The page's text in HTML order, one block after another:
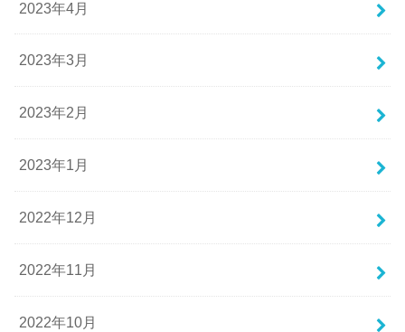
2023年4月
2023年3月
2023年2月
2023年1月
2022年12月
2022年11月
2022年10月